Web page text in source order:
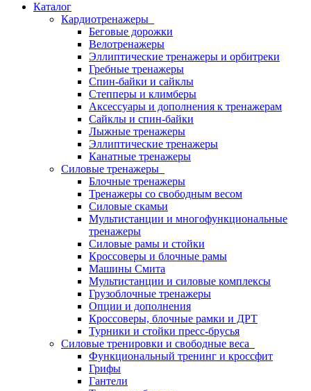
Каталог
Кардиотренажеры
Беговые дорожки
Велотренажеры
Эллиптические тренажеры и орбитреки
Гребные тренажеры
Спин-байки и сайклы
Степперы и климберы
Аксессуары и дополнения к тренажерам
Сайклы и спин-байки
Лыжные тренажеры
Эллиптические тренажеры
Канатные тренажеры
Силовые тренажеры
Блочные тренажеры
Тренажеры со свободным весом
Силовые скамьи
Мультистанции и многофункциональные
тренажеры
Силовые рамы и стойки
Кроссоверы и блочные рамы
Машины Смита
Мультистанции и силовые комплексы
Грузоблочные тренажеры
Опции и дополнения
Кроссоверы, блочные рамки и ДРТ
Турники и стойки пресс-брусья
Силовые тренировки и свободные веса
Функциональный тренинг и кроссфит
Грифы
Гантели